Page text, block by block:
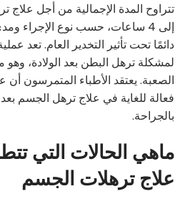
إلى 4 ساعات، حسب نوع الإجراء
دائمًا تحت تأثير التخدير العام. تعد
لمشكلة ترهل البطن بعد الولادة، وهو
الصعبة. يعتقد الأطباء المتمرسون
فعالة للغاية في علاج ترهل الجسم بعد
بالجراحة.
ماهي الحالات التي
علاج ترهلات الجسم